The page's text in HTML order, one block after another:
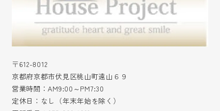
〒612-8012
京都府京都市伏見区桃山町遠山６９
営業時間：AM9:00～PM7:30
定休日：なし（年末年始を除く）